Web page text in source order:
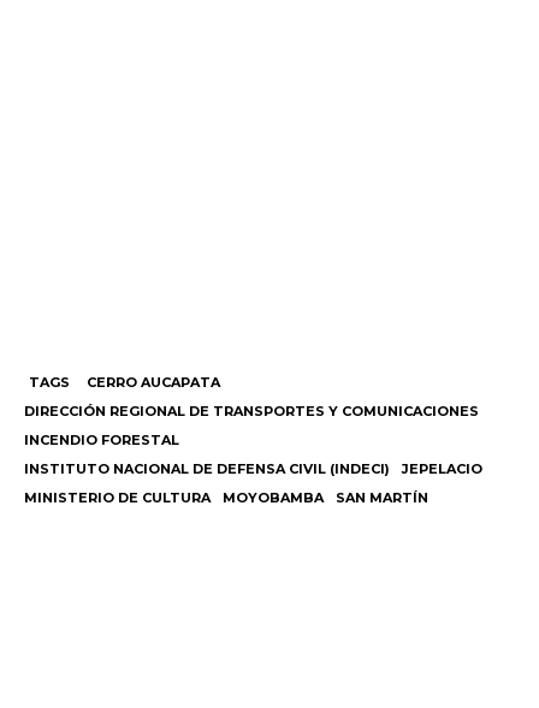
TAGS
CERRO AUCAPATA
DIRECCIÓN REGIONAL DE TRANSPORTES Y COMUNICACIONES
INCENDIO FORESTAL
INSTITUTO NACIONAL DE DEFENSA CIVIL (INDECI)
JEPELACIO
MINISTERIO DE CULTURA
MOYOBAMBA SAN MARTÍN